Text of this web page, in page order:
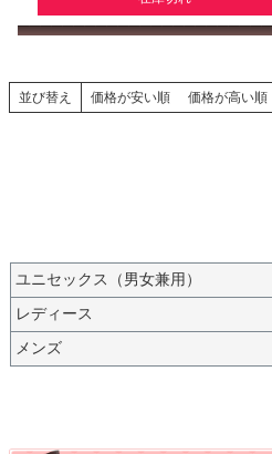
並び替え 価格が安い順 価格が高い順
ユニセックス（男女兼用）
レディース
メンズ